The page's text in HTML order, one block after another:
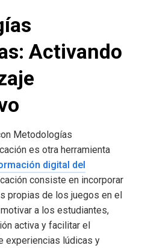
Activando
Metodologías
es otra herramienta
digital del
consiste en incorporar
propias de los juegos en el
a los estudiantes,
activa y facilitar el
experiencias lúdicas y